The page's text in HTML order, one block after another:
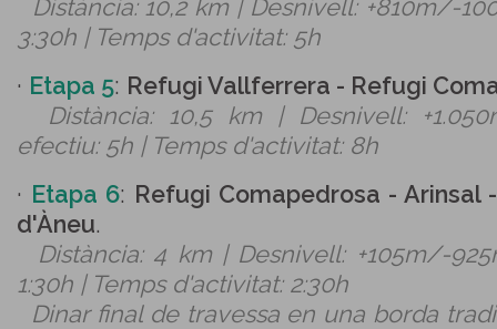
Distància: 10,2 km | Desnivell: +810m/-
3:30h | Temps d'activitat: 5h
· Etapa 5: Refugi Vallferrera - Refugi
Distància: 10,5 km | Desnivell:
efectiu: 5h | Temps d'activitat: 8h
· Etapa 6: Refugi Comapedrosa - Arinsal
d'Àneu.
Distància: 4 km | Desnivell: +105m/-
1:30h | Temps d'activitat: 2:30h
Dinar final de travessa en una borda